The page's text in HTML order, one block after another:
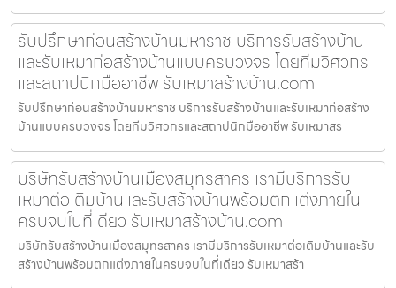
รับปรึกษาก่อนสร้างบ้านมหาราช บริการรับสร้างบ้าน
และรับเหมาก่อสร้างบ้านแบบครบวงจร โดยทีมวิศวกร
และสถาปนิกมืออาชีพ รับเหมาสร้างบ้าน.com
รับปรึกษาก่อนสร้างบ้านมหาราช บริการรับสร้างบ้านและรับเหมาก่อสร้าง
บ้านแบบครบวงจร โดยทีมวิศวกรและสถาปนิกมืออาชีพ รับเหมาสร
บริษัทรับสร้างบ้านเมืองสมุทรสาคร เรามีบริการรับ
เหมาต่อเติมบ้านและรับสร้างบ้านพร้อมตกแต่งภายใน
ครบจบในที่เดียว รับเหมาสร้างบ้าน.com
บริษัทรับสร้างบ้านเมืองสมุทรสาคร เรามีบริการรับเหมาต่อเติมบ้านและรับ
สร้างบ้านพร้อมตกแต่งภายในครบจบในที่เดียว รับเหมาสร้า